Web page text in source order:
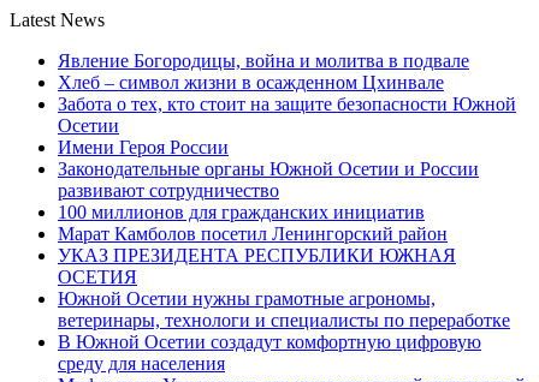
Latest News
Явление Богородицы, война и молитва в подвале
Хлеб – символ жизни в осажденном Цхинвале
Забота о тех, кто стоит на защите безопасности Южной
Осетии
Имени Героя России
Законодательные органы Южной Осетии и России
развивают сотрудничество
100 миллионов для гражданских инициатив
Марат Камболов посетил Ленингорский район
УКАЗ ПРЕЗИДЕНТА РЕСПУБЛИКИ ЮЖНАЯ
ОСЕТИЯ
Южной Осетии нужны грамотные агрономы,
ветеринары, технологи и специалисты по переработке
В Южной Осетии создадут комфортную цифровую
среду для населения